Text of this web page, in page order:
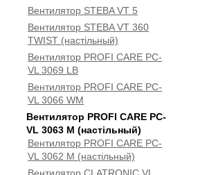
Вентилятор STEBA VT 5
Вентилятор STEBA VT 360
TWIST (настільный)
Вентилятор PROFI CARE PC-
VL 3069 LB
Вентилятор PROFI CARE PC-
VL 3066 WM
Вентилятор PROFI CARE PC-
VL 3063 M (настільный)
Вентилятор PROFI CARE PC-
VL 3062 M (настільный)